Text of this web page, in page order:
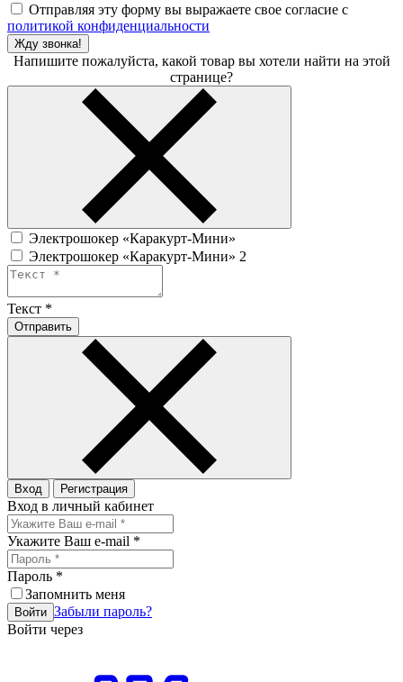
Отправляя эту форму вы выражаете свое согласие с
политикой конфиденциальности
Жду звонка!
Напишите пожалуйста, какой товар вы хотели найти на этой
странице?
Электрошокер «Каракурт-Мини»
Электрошокер «Каракурт-Мини» 2
Текст *
Отправить
Вход Регистрация
Вход в личный кабинет
Укажите Ваш e-mail *
Пароль *
Запомнить меня
Войти Забыли пароль?
Войти через